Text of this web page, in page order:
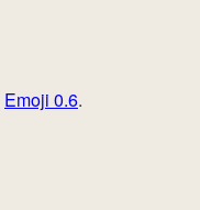
Emoji 0.6.